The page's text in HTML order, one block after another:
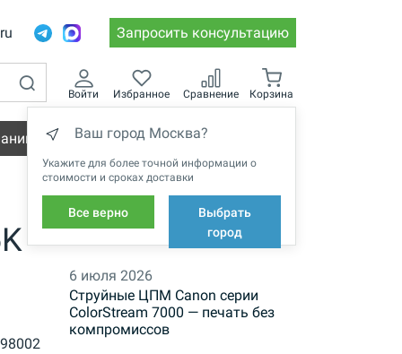
Запросить консультацию
Войти Избранное Сравнение Корзина
Ваш город Москва?
Укажите для более точной информации о
стоимости и сроках доставки
Все верно
Выбрать
город
Вакансии
НОВОСТИ
6 июля 2026
Струйные ЦПМ Canon серии
ColorStream 7000 — печать без
компромиссов